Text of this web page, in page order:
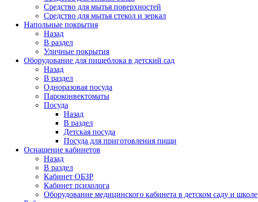
Средство для мытья поверхностей
Средство для мытья стекол и зеркал
Напольные покрытия
Назад
В раздел
Уличные покрытия
Оборудование для пищеблока в детский сад
Назад
В раздел
Одноразовая посуда
Пароконвектоматы
Посуда
Назад
В раздел
Детская посуда
Посуда для приготовления пищи
Оснащение кабинетов
Назад
В раздел
Кабинет ОБЗР
Кабинет психолога
Оборудование медицинского кабинета в детском саду и школе